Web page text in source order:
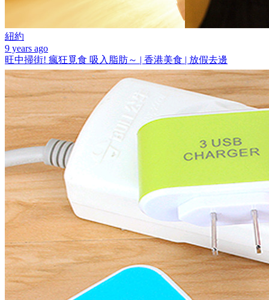
紐約
9 years ago
旺中掃街! 瘋狂覓食 吸入脂肪～ | 香港美食 | 放假去邊